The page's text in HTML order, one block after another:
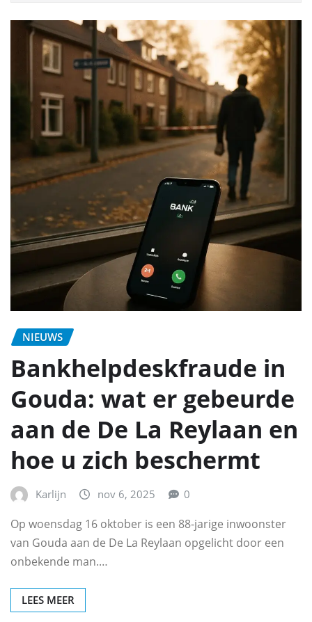
NIEUWS
Bankhelpdeskfraude in
Gouda: wat er gebeurde
aan de De La Reylaan en
hoe u zich beschermt
Karlijn nov 6, 2025 0
Op woensdag 16 oktober is een 88-jarige inwoonster
van Gouda aan de De La Reylaan opgelicht door een
onbekende man.…
LEES MEER